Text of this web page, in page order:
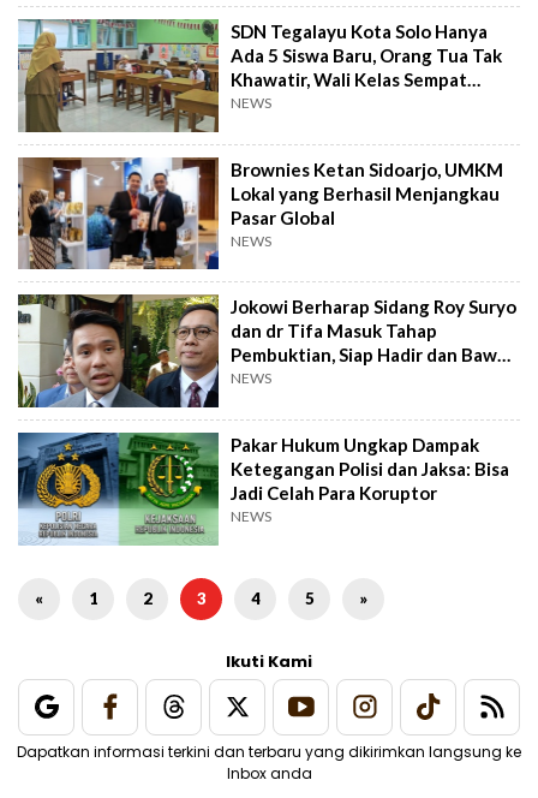
SDN Tegalayu Kota Solo Hanya
Ada 5 Siswa Baru, Orang Tua Tak
Khawatir, Wali Kelas Sempat
Down
NEWS
Brownies Ketan Sidoarjo, UMKM
Lokal yang Berhasil Menjangkau
Pasar Global
NEWS
Jokowi Berharap Sidang Roy Suryo
dan dr Tifa Masuk Tahap
Pembuktian, Siap Hadir dan Bawa
Ijazah Asli
NEWS
Pakar Hukum Ungkap Dampak
Ketegangan Polisi dan Jaksa: Bisa
Jadi Celah Para Koruptor
NEWS
« 1 2 3 4 5 »
Ikuti Kami
Dapatkan informasi terkini dan terbaru yang dikirimkan langsung ke
Inbox anda